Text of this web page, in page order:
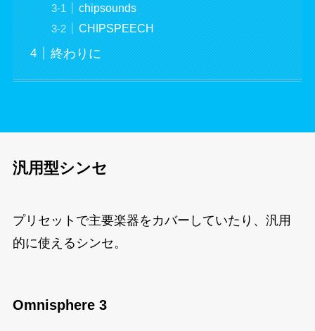
chipsounds
CHIPSPEECH
終わりに
汎用型シンセ
プリセットで主要楽器をカバーしていたり、汎用
的に使えるシンセ。
Omnisphere 3